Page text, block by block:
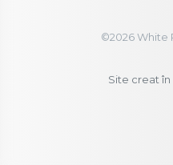
©2026White
Site creat în